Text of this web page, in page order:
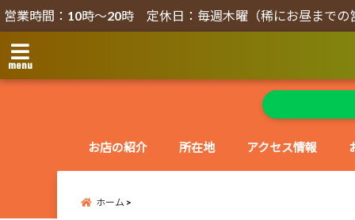
営業時間：10時～20時 定休日：毎週木曜（稀にお昼までの
menu
お店の紹介 所在地 アクセス情報
ホーム